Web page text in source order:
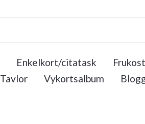
Enkelkort/citatask
Tavlor Vykortsalbum